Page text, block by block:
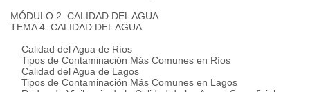
MÓDULO 2: CALIDAD DEL AGUA
TEMA 4. CALIDAD DEL AGUA
Calidad del Agua de Ríos
Tipos de Contaminación Más Comunes en Ríos
Calidad del Agua de Lagos
Tipos de Contaminación Más Comunes en Lagos